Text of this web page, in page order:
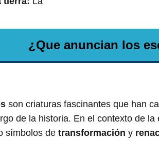
¿Que anuncian los
son criaturas fascinantes que han
de la historia. En el contexto de
símbolos de transformación y